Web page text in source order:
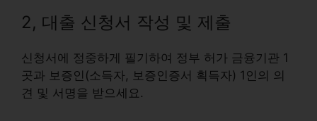
2, 대출 신청서 작성 및 제출
신청서에 정중하게 필기하여 정부 허가 금융기관 1
곳과 보증인(소득자, 보증인증서 획득자) 1인의 의
견 및 서명을 받으세요.